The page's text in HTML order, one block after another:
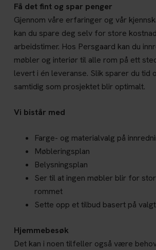
Få det fint og spar penger
Gjennom våre erfaringer og vår
kan du spare deg selv for store
arbeidstimer. Hos Persgaard kan du
møbler og interiør til alle rom på ett
levert i én leveranse. Slik sparer du tid
samtidig som prosjektet blir optimalt.
Vi bistår med
Farge- og materialvalg på
Møbleringsplan
Belysningsplan
Ser til at ingen møbler blir for
rommet
Sette opp et tilbud basert på
Hjemmebesøk
Det kan i noen tilfeller også være